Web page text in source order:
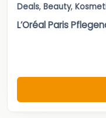
Deals, Beauty,
L’Oréal Paris